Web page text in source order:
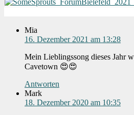
Mia
16. Dezember 2021 am 13:28
Mein Lieblingssong dieses Jahr
Cavetown 😍😍
Antworten
Mark
18. Dezember 2020 am 10:35